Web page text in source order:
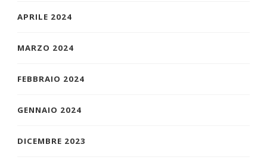
APRILE 2024
MARZO 2024
FEBBRAIO 2024
GENNAIO 2024
DICEMBRE 2023